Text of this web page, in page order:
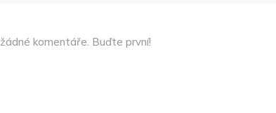
komentáře. Buďte první!